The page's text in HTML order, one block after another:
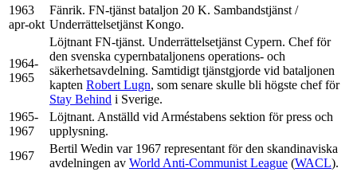
1963
apr-okt
Fänrik. FN-tjänst bataljon 20 K. Sambandstjänst /
Underrättelsetjänst Kongo.
1964-
1965
Löjtnant FN-tjänst. Underrättelsetjänst Cypern. Chef för
den svenska cypernbataljonens operations- och
säkerhetsavdelning. Samtidigt tjänstgjorde vid bataljonen
kapten Robert Lugn, som senare skulle bli högste chef för
Stay Behind i Sverige.
1965-
1967
Löjtnant. Anställd vid Arméstabens sektion för press och
upplysning.
1967
Bertil Wedin var 1967 representant för den skandinaviska
avdelningen av World Anti-Communist League (WACL).